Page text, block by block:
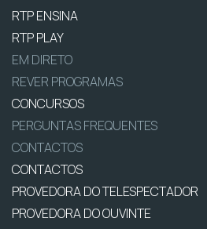
RTP ENSINA
RTP PLAY
EM DIRETO
REVER PROGRAMAS
CONCURSOS
PERGUNTAS FREQUENTES
CONTACTOS
CONTACTOS
PROVEDORA DO TELESPECTADOR
PROVEDORA DO OUVINTE